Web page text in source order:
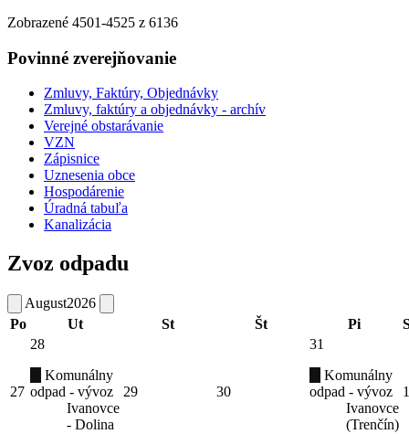
Zobrazené 4501-4525 z 6136
Povinné zverejňovanie
Zmluvy, Faktúry, Objednávky
Zmluvy, faktúry a objednávky - archív
Verejné obstarávanie
VZN
Zápisnice
Uznesenia obce
Hospodárenie
Úradná tabuľa
Kanalizácia
Zvoz odpadu
August2026
Po
Ut St Št Pi
27
28
Komunálny
odpad - vývoz
Ivanovce
- Dolina
29 30
31
Komunálny
odpad - vývoz
Ivanovce
(Trenčín)
1